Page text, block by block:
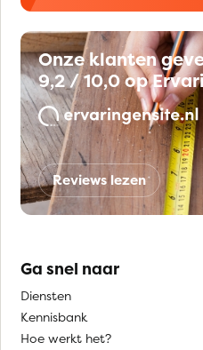
Onze klanten
9,2 / 10,0 op
Reviews lezen
Ga snel naar
Diensten
Kennisbank
Hoe werkt het?